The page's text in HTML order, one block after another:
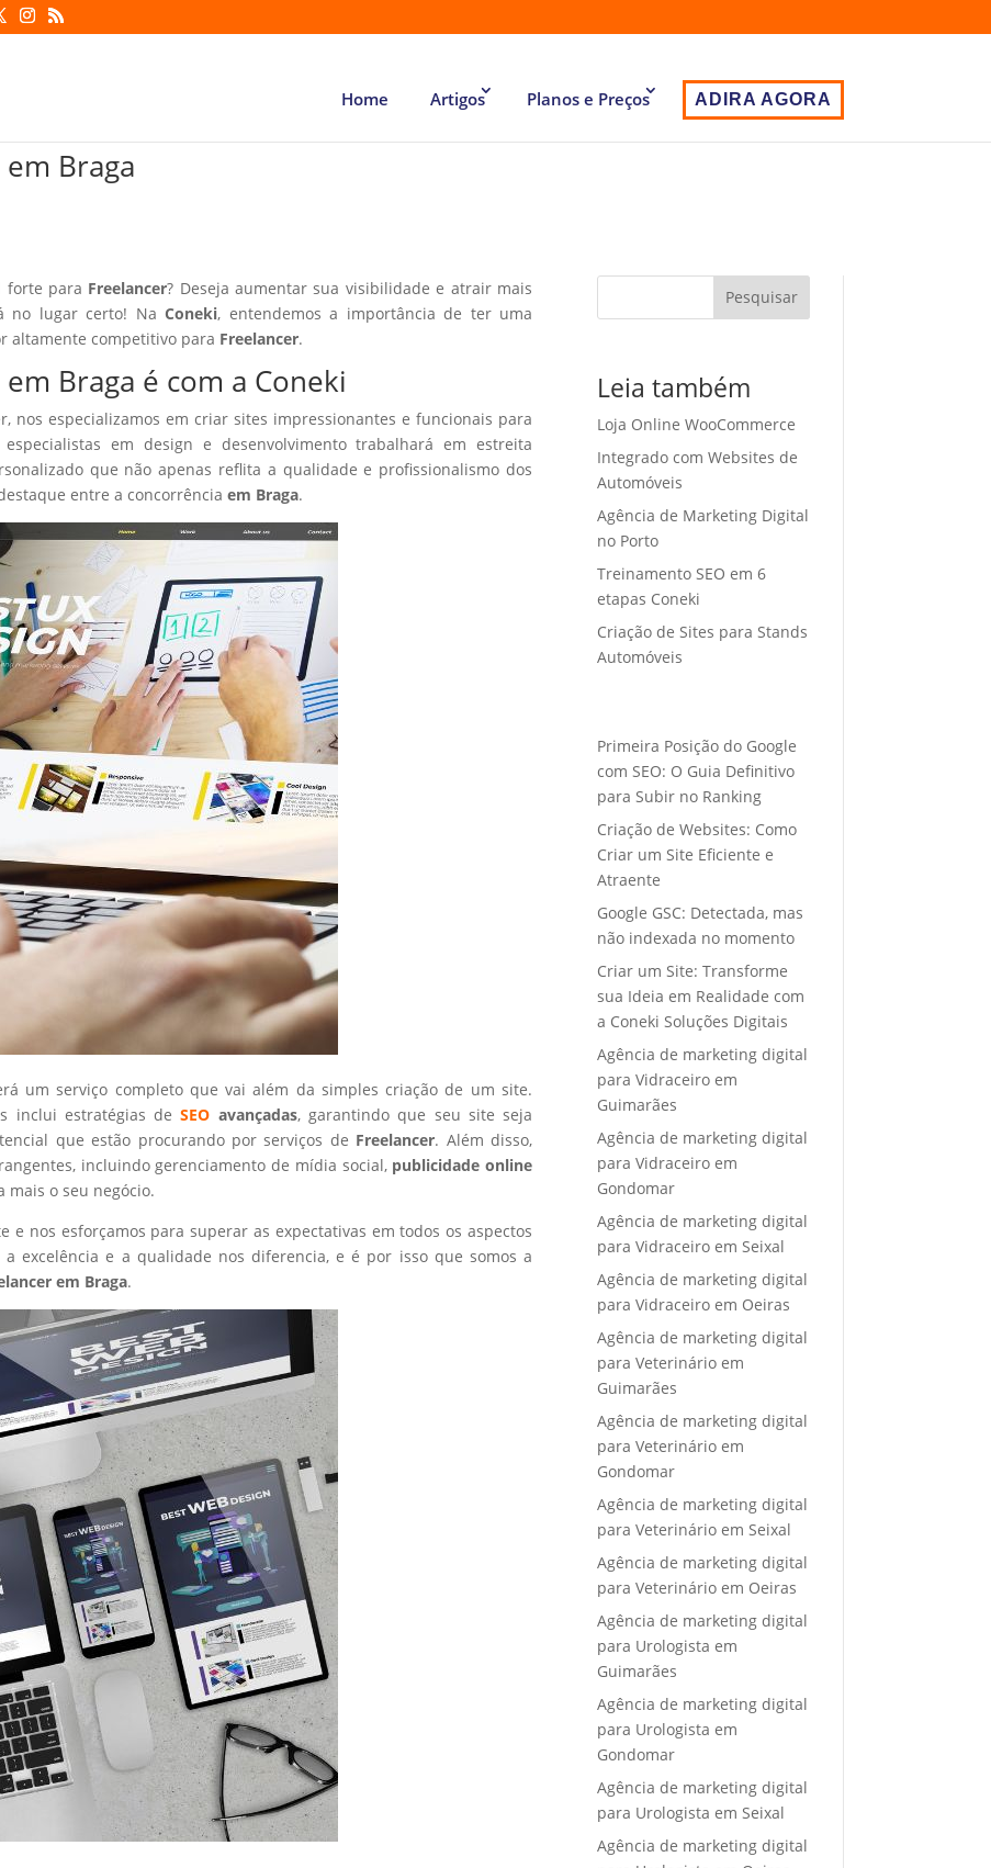
Home Artigos Planos e Preços ADIRA AGORA
Braga
forte para Freelancer? Deseja aumentar sua visibilidade e atrair mais
no lugar certo! NaConeki, entendemos a importância de ter uma
altamente competitivo para Freelancer.
Braga é com a Coneki
nos especializamos em criar sites impressionantes e funcionais para
em design e desenvolvimento trabalhará em estreita
que não apenas reflita a qualidade e profissionalismo dos
entre a concorrênciaem Braga.
um serviço completo que vai além da simples criação de um site.
inclui estratégias deSEO avançadas, garantindo que seu site seja
que estão procurando por serviços de Freelancer. Além disso,
incluindo gerenciamento de mídia social, publicidade online
o seu negócio.
e nos esforçamos para superar as expectativas em todos os aspectos
excelência e a qualidade nos diferencia, e é por isso que somos a
em Braga.
Pesquisar
Leia também
Loja Online WooCommerce
Integrado com Websites de
Automóveis
Agência de Marketing Digital
no Porto
Treinamento SEO em 6
etapas Coneki
Criação de Sites para Stands
Automóveis
Primeira Posição do Google
com SEO: O Guia Definitivo
para Subir no Ranking
Criação de Websites: Como
Criar um Site Eficiente e
Atraente
Google GSC: Detectada, mas
não indexada no momento
Criar um Site: Transforme
sua Ideia em Realidade com
a Coneki Soluções Digitais
Agência de marketing digital
para Vidraceiro em
Guimarães
Agência de marketing digital
para Vidraceiro em
Gondomar
Agência de marketing digital
para Vidraceiro em Seixal
Agência de marketing digital
para Vidraceiro em Oeiras
Agência de marketing digital
para Veterinário em
Guimarães
Agência de marketing digital
para Veterinário em
Gondomar
Agência de marketing digital
para Veterinário em Seixal
Agência de marketing digital
para Veterinário em Oeiras
Agência de marketing digital
para Urologista em
Guimarães
Agência de marketing digital
para Urologista em
Gondomar
Agência de marketing digital
para Urologista em Seixal
Agência de marketing digital